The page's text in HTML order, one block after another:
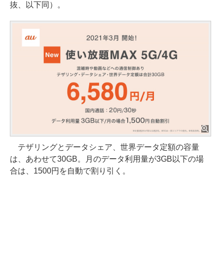
抜、以下同）。
テザリングとデータシェア、世界データ定額の容量
は、あわせて30GB。月のデータ利用量が3GB以下の場
合は、1500円を自動で割り引く。